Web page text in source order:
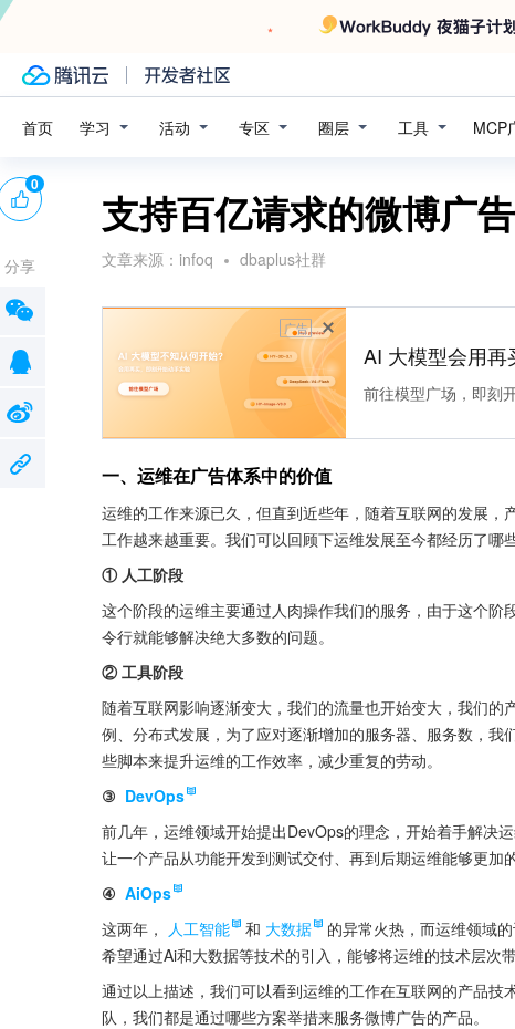
首页 学习 活动 专区 圈层 工具 MCP
支持百亿请求的微博广
文章来源： infoq dbaplus社群
广告
AI 大模型会用再
前往模型广场，即刻
一、运维在广告体系中的价值
运维的工作来源已久，但直到近些年，随着互联网的发展
工作越来越重要。我们可以回顾下运维发展至今都经历了哪些
① 人工阶段
这个阶段的运维主要通过人肉操作我们的服务，由于这个阶
令行就能够解决绝大多数的问题。
② 工具阶段
随着互联网影响逐渐变大，我们的流量也开始变大，我们
例、分布式发展，为了应对逐渐增加的服务器、服务数，我
些脚本来提升运维的工作效率，减少重复的劳动。
③ DevOps
前几年，运维领域开始提出DevOps的理念，开始着手解决
让一个产品从功能开发到测试交付、再到后期运维能够更加
④ AiOps
这两年， 人工智能 和 大数据
的异常火热，而运维领域
希望通过Ai和大数据等技术的引入，能够将运维的技术层次
通过以上描述，我们可以看到运维的工作在互联网的产品
队，我们都是通过哪些方案举措来服务微博广告的产品。
0
分享